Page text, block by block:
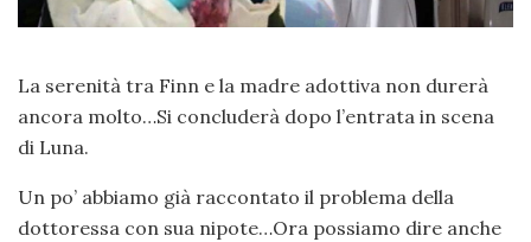
La serenità tra Finn e la madre adottiva non durerà
ancora molto…Si concluderà dopo l’entrata in scena
di Luna.
Un po’ abbiamo già raccontato il problema della
dottoressa con sua nipote…Ora possiamo dire anche